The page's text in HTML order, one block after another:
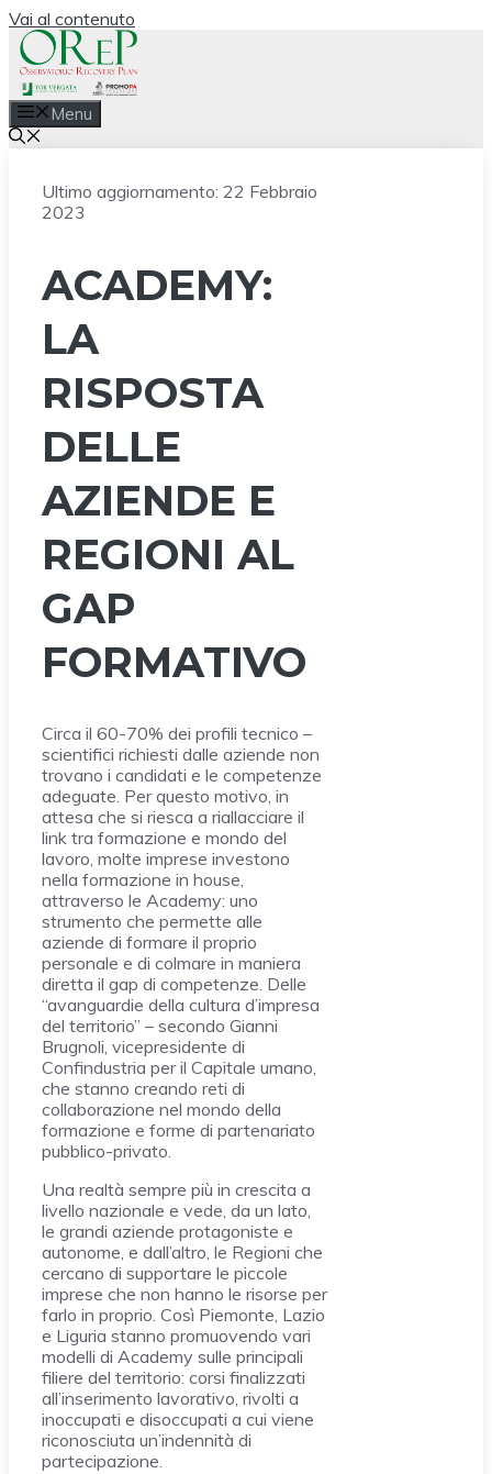
Vai al contenuto
Menu
Ultimo aggiornamento: 22 Febbraio
2023
ACADEMY:
LA
RISPOSTA
DELLE
AZIENDE E
REGIONI AL
GAP
FORMATIVO
Circa il 60-70% dei profili tecnico –
scientifici richiesti dalle aziende non
trovano i candidati e le competenze
adeguate. Per questo motivo, in
attesa che si riesca a riallacciare il
link tra formazione e mondo del
lavoro, molte imprese investono
nella formazione in house,
attraverso le Academy: uno
strumento che permette alle
aziende di formare il proprio
personale e di colmare in maniera
diretta il gap di competenze. Delle
“avanguardie della cultura d’impresa
del territorio” – secondo Gianni
Brugnoli, vicepresidente di
Confindustria per il Capitale umano,
che stanno creando reti di
collaborazione nel mondo della
formazione e forme di partenariato
pubblico-privato.
Una realtà sempre più in crescita a
livello nazionale e vede, da un lato,
le grandi aziende protagoniste e
autonome, e dall’altro, le Regioni che
cercano di supportare le piccole
imprese che non hanno le risorse per
farlo in proprio. Così Piemonte, Lazio
e Liguria stanno promuovendo vari
modelli di Academy sulle principali
filiere del territorio: corsi finalizzati
all’inserimento lavorativo, rivolti a
inoccupati e disoccupati a cui viene
riconosciuta un’indennità di
partecipazione.